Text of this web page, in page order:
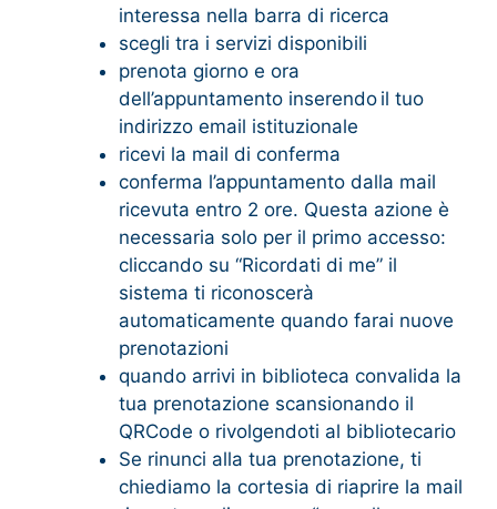
interessa nella barra di ricerca
scegli tra i servizi disponibili
prenota giorno e ora
dell’appuntamento inserendo il tuo
indirizzo email istituzionale
ricevi la mail di conferma
conferma l’appuntamento dalla mail
ricevuta entro 2 ore. Questa azione è
necessaria solo per il primo accesso:
cliccando su “Ricordati di me” il
sistema ti riconoscerà
automaticamente quando farai nuove
prenotazioni
quando arrivi in biblioteca convalida la
tua prenotazione scansionando il
QRCode o rivolgendoti al bibliotecario
Se rinunci alla tua prenotazione, ti
chiediamo la cortesia di riaprire la mail